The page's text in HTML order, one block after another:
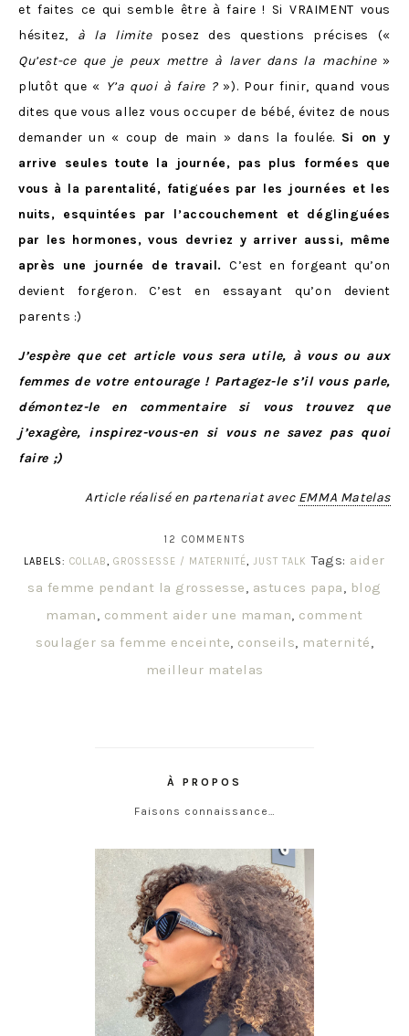
et faites ce qui semble être à faire ! Si VRAIMENT vous
hésitez, à la limiteposez des questions précises («
Qu’est-ce que je peux mettre à laver dans la machine»
plutôt que « Y’a quoi à faire ?»). Pour finir, quand vous
dites que vous allez vous occuper de bébé, évitez de nous
demander un « coup de main » dans la foulée. Si on y
arrive seules toute la journée, pas plus formées que
vous à la parentalité, fatiguées par les journées et les
nuits, esquintées par l’accouchement et déglinguées
par les hormones, vous devriez y arriver aussi, même
après une journée de travail. C’est en forgeant qu’on
devient forgeron. C’est en essayant qu’on devient
parents :)
J’espère que cet article vous sera utile, à vous ou aux
femmes de votre entourage ! Partagez-le s’il vous parle,
démontez-le en commentaire si vous trouvez que
j’exagère, inspirez-vous-en si vous ne savez pas quoi
faire ;)
Article réalisé en partenariat avec EMMA Matelas
12 COMMENTS
LABELS:COLLAB,GROSSESSE / MATERNITÉ,JUST TALK Tags: aider
sa femme pendant la grossesse, astuces papa, blog
maman, comment aider une maman, comment
soulager sa femme enceinte, conseils, maternité,
meilleur matelas
À PROPOS
Faisons connaissance…